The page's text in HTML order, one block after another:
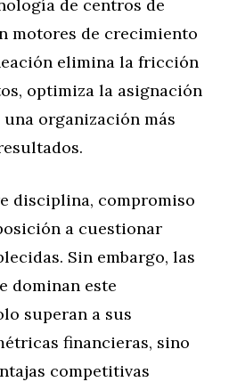
de centros de
motores de crecimiento
elimina la fricción
optimiza la asignación
organización más
disciplina, compromiso
a cuestionar
Sin embargo, las
dominan este
superan a sus
financieras, sino
competitivas